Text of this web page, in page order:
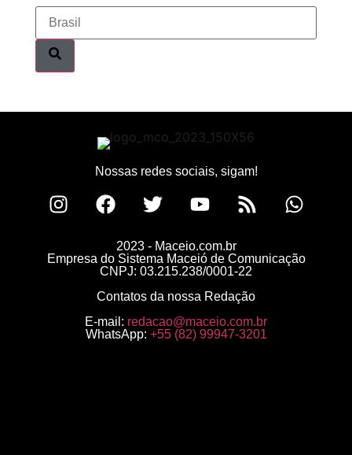
Nossas redes sociais, sigam!
2023 - Maceio.com.br
Empresa do Sistema Maceió de Comunicação
CNPJ: 03.215.238/0001-22
Contatos da nossa Redação
E-mail: redacao@maceio.com.br
WhatsApp: +55 (82) 99947-3201